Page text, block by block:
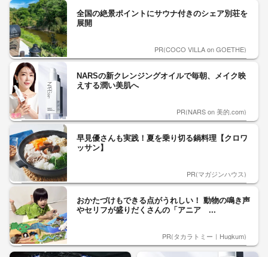
全国の絶景ポイントにサウナ付きのシェア別荘を
展開
PR(COCO VILLA on GOETHE)
NARSの新クレンジングオイルで毎朝、メイク映
えする潤い美肌へ
PR(NARS on 美的.com)
早見優さんも実践！夏を乗り切る鍋料理【クロワ
ッサン】
PR(マガジンハウス)
おかたづけもできる点がうれしい！ 動物の鳴き声
やセリフが盛りだくさんの「アニア ...
PR(タカラトミー｜Hugkum)